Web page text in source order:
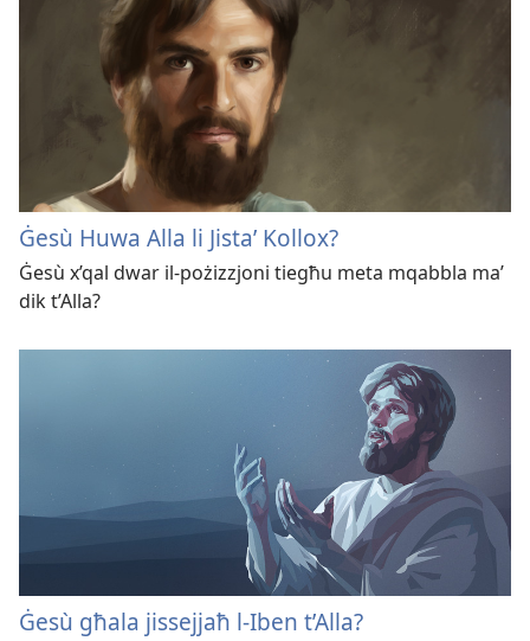
Ġesù Huwa Alla li Jistaʼ Kollox?
Ġesù x’qal dwar il-pożizzjoni tiegħu meta mqabbla maʼ
dik t’Alla?
Ġesù għala jissejjaħ l-Iben t’Alla?